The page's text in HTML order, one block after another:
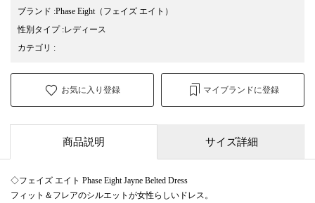
ブランド :Phase Eight （フェイズ エイト）
性別タイプ:レディース
カテゴリ :
お気に入り登録 マイブランドに登録
商品説明 サイズ詳細
◇フェイズ エイト Phase Eight Jayne Belted Dress
フィット＆フレアのシルエットが女性らしいドレス。